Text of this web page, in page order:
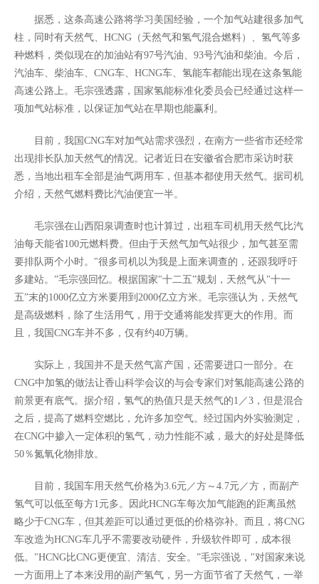
据悉，这条高速公路将学习美国经验，一个加气站建很多加气
柱，同时有天然气、HCNG（天然气和氢气混合燃料）、氢气等多
种燃料，类似现在的加油站有97号汽油、93号汽油和柴油。今后，
汽油车、柴油车、CNG车、HCNG车、氢能车都能出现在这条氢能
高速公路上。毛宗强透露，国家氢能标准化委员会已经通过这样一
项加气站标准，以保证加气站在早期也能赢利。
目前，我国CNG车对加气站需求强烈，在南方一些省市还经常
出现排长队加天然气的情况。记者近日在安徽省合肥市采访时获
悉，当地出租车全部是油气两用车，但基本都使用天然气。据司机
介绍，天然气燃料费比汽油便宜一半。
毛宗强在山西阳泉调查时也计算过，出租车司机用天然气比汽
油每天能省100元燃料费。但由于天然气加气站很少，加气甚至需
要排队两个小时。"很多司机以为我是上面来调查的，还跟我呼吁
多建站。”毛宗强回忆。根据国家"十二五”规划，天然气从"十一
五”末的1000亿立方米要用到2000亿立方米。毛宗强认为，天然气
是高级燃料，除了生活用气，用于交通将能发挥更大的作用。而
且，我国CNG车并不多，仅有约40万辆。
实际上，我国并不是天然气富产国，还需要进口一部分。在
CNG中加氢的做法让香山科学会议的与会专家们对氢能高速公路的
前景更有底气。据介绍，氢气的热值只是天然气的1／3，但是混合
之后，提高了燃料空燃比，允许多加空气。经过国内外实验测定，
在CNG中掺入一定体积的氢气，动力性能不减，最大的好处是降低
50％氮氧化物排放。
目前，我国车用天然气价格为3.6元／方～4.7元／方，而副产
氢气可以低至每方1元多。因此HCNG车每次加气能跑的距离虽然
略少于CNG车，但其差距可以通过更低的价格弥补。而且，将CNG
车改造为HCNG车几乎不需要改动硬件，升级软件即可，成本很
低。"HCNG比CNG更便宜、清洁、安全。”毛宗强说，"对国家来说
一方面用上了本来没用的副产氢气，另一方面节省了天然气，一举